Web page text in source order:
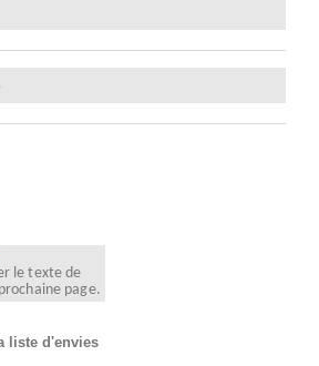
le texte de
page.
liste d'envies